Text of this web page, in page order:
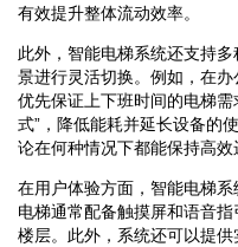
有效提升整体流动效率。
此外，智能电梯系统还支持
景进行灵活切换。例如，在办
优先保证上下班时间的电梯
式”，降低能耗并延长设备的
论在何种情况下都能保持高效
在用户体验方面，智能电梯
电梯通常配备触摸屏和语音
楼层。此外，系统还可以提